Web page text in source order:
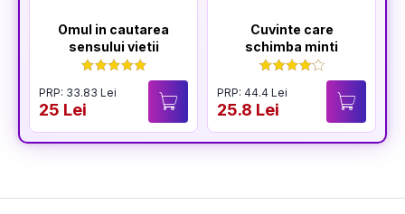
Omul in cautarea
sensului vietii
PRP: 33.83 Lei
25 Lei
Cuvinte care
schimba minti
PRP: 44.4 Lei
25.8 Lei